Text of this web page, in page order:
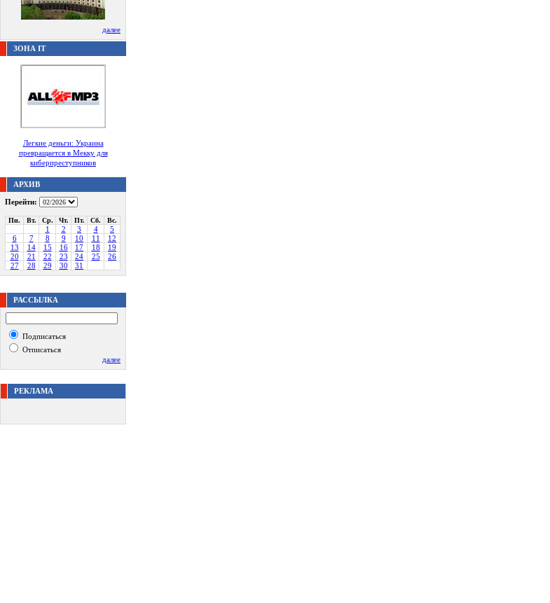
далее
ЗОНА IT
Легкие деньги: Украина
превращается в Мекку для
киберпреступников
АРХИВ
Перейти:
Пн. Вт. Ср. Чт. Пт. Сб. Вс.
1 2 3 4
5
6
7 8 9 10 11
12
13
14 15 16 17 18
19
20
21 22 23 24 25
26
27
28 29 30 31
РАССЫЛКА
Подписаться
Отписаться
далее
РЕКЛАМА